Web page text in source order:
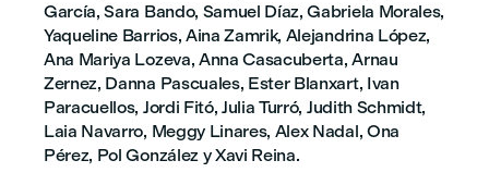
García, Sara Bando, Samuel Díaz, Gabriela Morales,
Yaqueline Barrios, Aina Zamrik, Alejandrina López,
Ana Mariya Lozeva, Anna Casacuberta, Arnau
Zernez, Danna Pascuales, Ester Blanxart, Ivan
Paracuellos, Jordi Fitó, Julia Turró, Judith Schmidt,
Laia Navarro, Meggy Linares, Alex Nadal, Ona
Pérez, Pol González y Xavi Reina.